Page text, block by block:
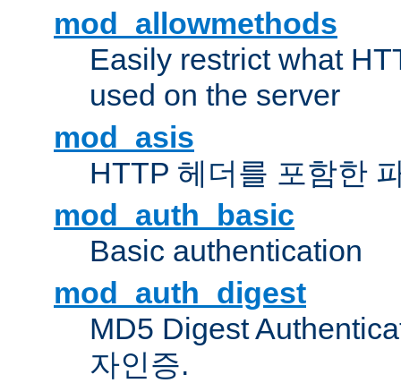
mod_allowmethods
Easily restrict what
used on the server
mod_asis
HTTP 헤더를 포함한
mod_auth_basic
Basic authentication
mod_auth_digest
MD5 Digest
자인증.